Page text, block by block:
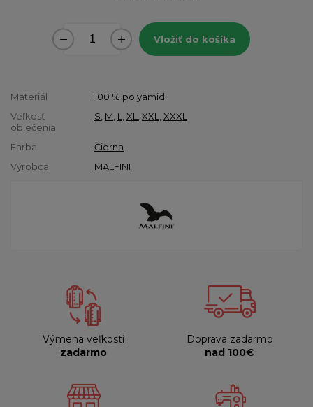
Vložiť do košíka
Materiál
100 % polyamid
Veľkosť
oblečenia
S M L XL XXL XXXL
Farba
Čierna
Výrobca
MALFINI
Výmena veľkosti
zadarmo
Doprava zadarmo
nad 100€